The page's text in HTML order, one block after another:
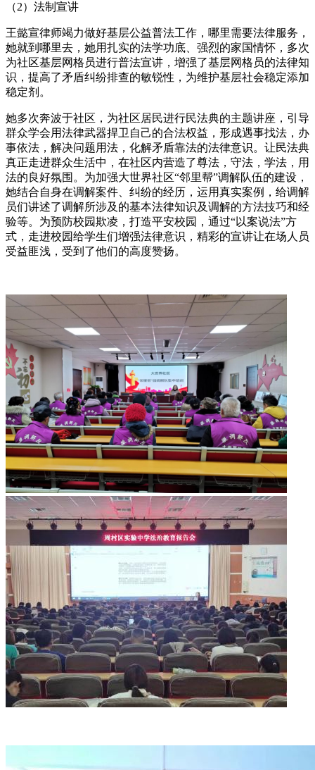
（2）法制宣讲
王懿宣律师竭力做好基层公益普法工作，哪里需要法律服务，
她就到哪里去，她用扎实的法学功底、强烈的家国情怀，多次
为社区基层网格员进行普法宣讲，增强了基层网格员的法律知
识，提高了矛盾纠纷排查的敏锐性，为维护基层社会稳定添加
稳定剂。
她多次奔波于社区，为社区居民进行民法典的主题讲座，引导
群众学会用法律武器捍卫自己的合法权益，形成遇事找法，办
事依法，解决问题用法，化解矛盾靠法的法律意识。让民法典
真正走进群众生活中，在社区内营造了尊法，守法，学法，用
法的良好氛围。为加强大世界社区“邻里帮”调解队伍的建设，
她结合自身在调解案件、纠纷的经历，运用真实案例，给调解
员们讲述了调解所涉及的基本法律知识及调解的方法技巧和经
验等。为预防校园欺凌，打造平安校园，通过“以案说法”方
式，走进校园给学生们增强法律意识，精彩的宣讲让在场人员
受益匪浅，受到了他们的高度赞扬。